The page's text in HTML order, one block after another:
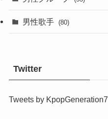
男性歌手 (80)
Twitter
Tweets by KpopGeneration7